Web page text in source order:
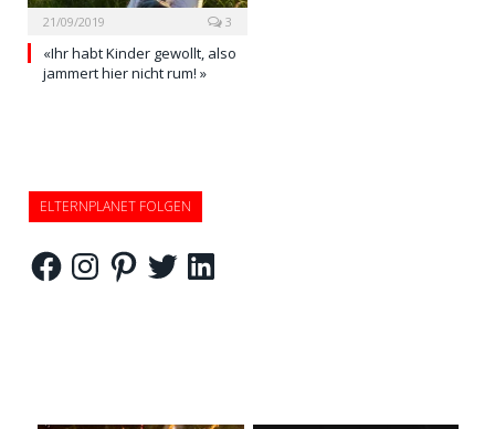
21/09/2019 3
«Ihr habt Kinder gewollt, also
jammert hier nicht rum! »
ELTERNPLANET FOLGEN
FacebookInstagramPinterestTwitterLinkedIn